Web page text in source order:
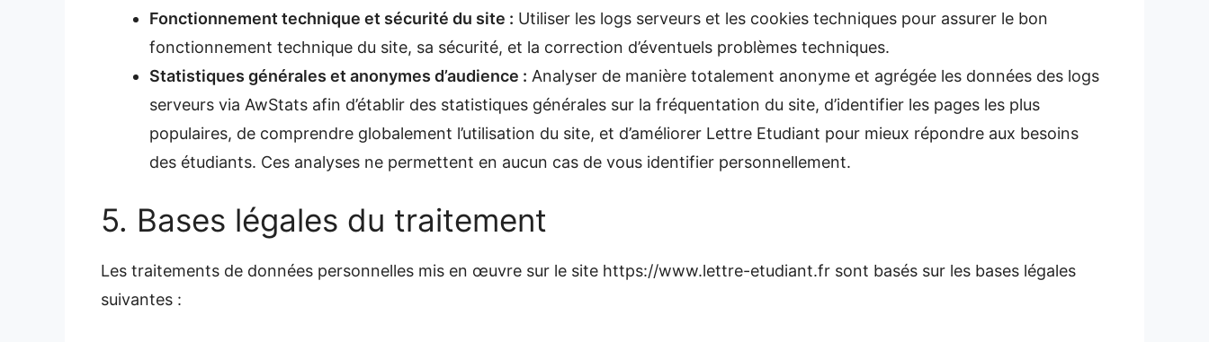
Fonctionnement technique et sécurité du site : Utiliser les logs serveurs et les cookies techniques pour assurer le bon
fonctionnement technique du site, sa sécurité, et la correction d’éventuels problèmes techniques.
Statistiques générales et anonymes d’audience : Analyser de manière totalement anonyme et agrégée les données des logs
serveurs via AwStats afin d’établir des statistiques générales sur la fréquentation du site, d’identifier les pages les plus
populaires, de comprendre globalement l’utilisation du site, et d’améliorer Lettre Etudiant pour mieux répondre aux besoins
des étudiants. Ces analyses ne permettent en aucun cas de vous identifier personnellement.
5. Bases légales du traitement
Les traitements de données personnelles mis en œuvre sur le site https://www.lettre-etudiant.fr sont basés sur les bases légales
suivantes :